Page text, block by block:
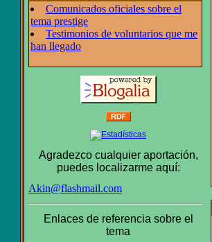
Comunicados oficiales sobre el
tema prestige
Testimonios de voluntarios que me
han llegado
Agradezco cualquier aportación,
puedes localizarme aquí:
Akin@flashmail.com
Enlaces de referencia sobre el
tema